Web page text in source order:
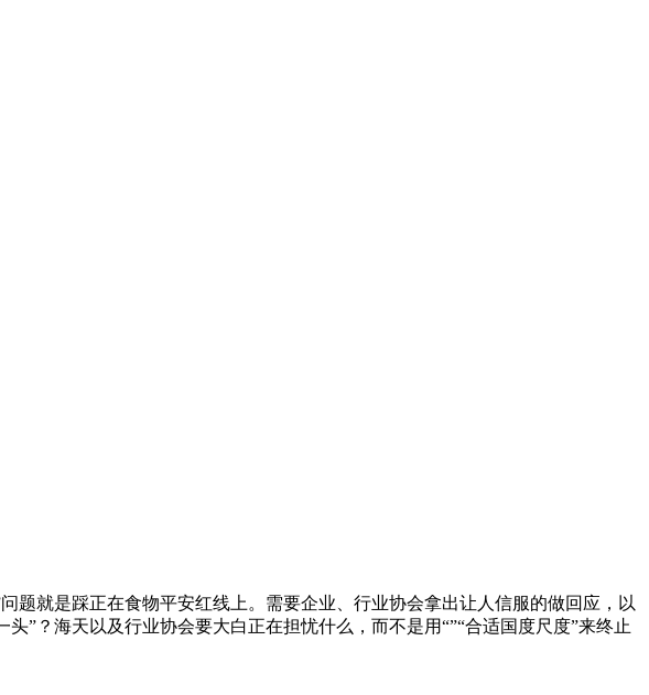
就是踩正在食物平安红线上。需要企业、行业协会拿出让人信服的做回应，以
”？海天以及行业协会要大白正在担忧什么，而不是用“”“合适国度尺度”来终止